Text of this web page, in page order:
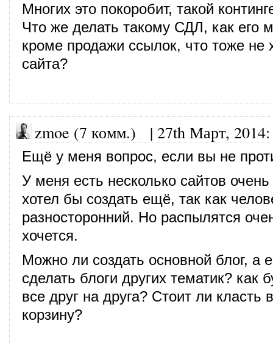
Многих это покоробит, такой
Что же делать такому СДЛ, как его
кроме продажи ссылок, что тоже не
сайта?
zmoe (7 комм.) | 27th Март, 2014:
Ещё у меня вопрос, если вы не
У меня есть несколько сайтов
хотел бы создать ещё, так как
разносторонний. Но распылятся
хочется.
Можно ли создать основной блог, а
сделать блоги других тематик? как
все друг на друга? Стоит ли класть
корзину?